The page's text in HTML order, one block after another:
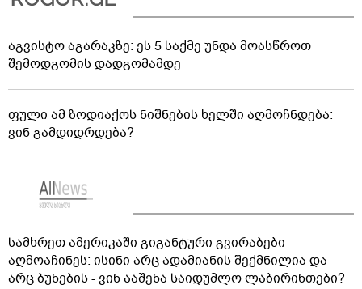
აგვისტო აგარაკზე: ეს 5 საქმე უნდა მოასწროთ
შემოდგომის დადგომამდე
ფული ამ ზოდიაქოს ნიშნების ხელში აღმოჩნდება:
ვინ გამდიდრდება?
სამხრეთ ამერიკაში გიგანტური გვირაბები
აღმოაჩინეს: ისინი არც ადამიანის შექმნილია და
არც ბუნების - ვინ ააშენა საიდუმლო ლაბირინთები?